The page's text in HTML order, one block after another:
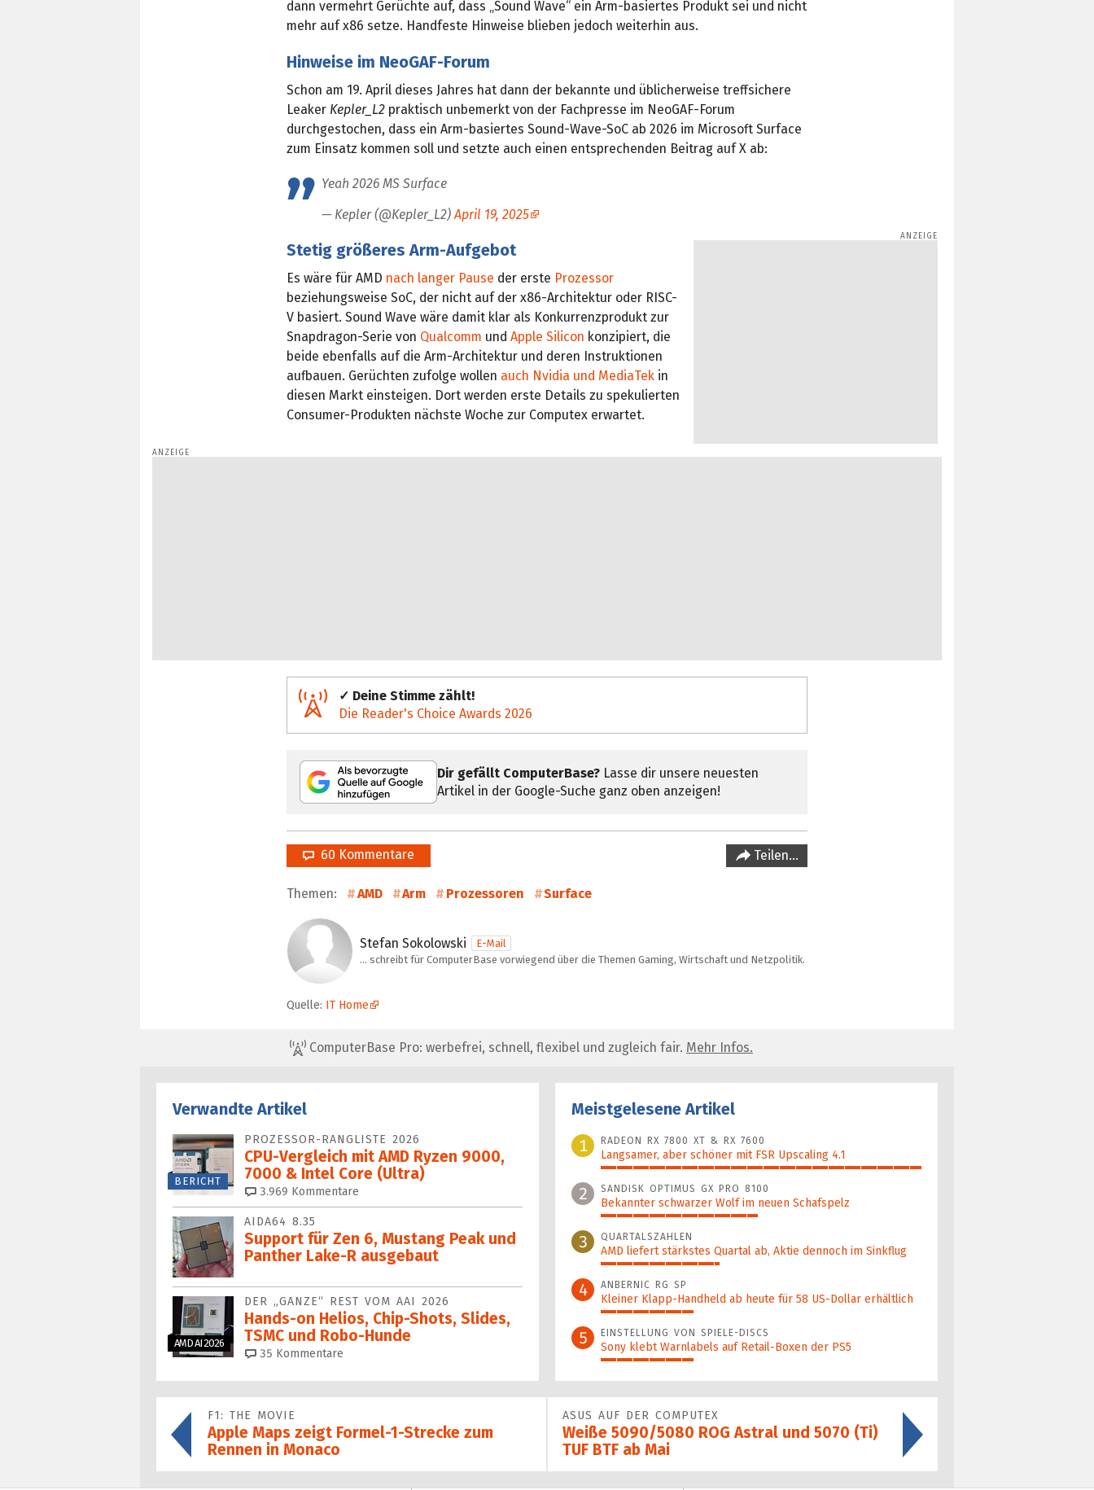
dann vermehrt Gerüchte auf, dass „Sound Wave“ ein Arm-basiertes Produkt sei und nicht
mehr auf x86 setze. Handfeste Hinweise blieben jedoch weiterhin aus.
Hinweise im NeoGAF-Forum
Schon am 19. April dieses Jahres hat dann der bekannte und üblicherweise treffsichere
Leaker Kepler_L2 praktisch unbemerkt von der Fachpresse im NeoGAF-Forum
durchgestochen, dass ein Arm-basiertes Sound-Wave-SoC ab 2026 im Microsoft Surface
zum Einsatz kommen soll und setzte auch einen entsprechenden Beitrag auf X ab:
Yeah 2026 MS Surface
— Kepler (@Kepler_L2)April 19, 2025
Stetig größeres Arm-Aufgebot
Es wäre für AMD nach langer Pause der erste Prozessor
beziehungsweise SoC, der nicht auf der x86-Architektur oder RISC-
V basiert. Sound Wave wäre damit klar als Konkurrenzprodukt zur
Snapdragon-Serie von Qualcomm und Apple Silicon konzipiert, die
beide ebenfalls auf die Arm-Architektur und deren Instruktionen
aufbauen. Gerüchten zufolge wollen auch Nvidia und MediaTek in
diesen Markt einsteigen. Dort werden erste Details zu spekulierten
Consumer-Produkten nächste Woche zur Computex erwartet.
✓ Deine Stimme zählt!
Die Reader's Choice Awards 2026
Dir gefällt ComputerBase? Lasse dir unsere neuesten
Artikel in der Google-Suche ganz oben anzeigen!
60 Kommentare Teilen…
Themen: AMD Arm Prozessoren Surface
Stefan Sokolowski
E-Mail
… schreibt für ComputerBase vorwiegend über die Themen Gaming, Wirtschaft und Netzpolitik.
Quelle: IT Home
ComputerBase Pro: werbefrei, schnell, flexibel und zugleich fair. Mehr Infos.
Verwandte Artikel
BERICHT
PROZESSOR-RANGLISTE 2026
CPU-Vergleich mit AMD Ryzen 9000,
7000 & Intel Core (Ultra)
3.969 Kommentare
AIDA64 8.35
Support für Zen 6, Mustang Peak und
Panther Lake-R ausgebaut
AMD AI 2026
DER „GANZE“ REST VOM AAI 2026
Hands-on Helios, Chip-Shots, Slides,
TSMC und Robo-Hunde
35 Kommentare
Meistgelesene Artikel
1
RADEON RX 7800 XT & RX 7600
Langsamer, aber schöner mit FSR Upscaling 4.1
100%
2 SANDISK OPTIMUS GX PRO 8100
Bekannter schwarzer Wolf im neuen Schafspelz
49%
3 QUARTALSZAHLEN
AMD liefert stärkstes Quartal ab, Aktie dennoch im Sinkflug
37%
4 ANBERNIC RG SP
Kleiner Klapp-Hand­held ab heute für 58 US-Dollar er­hält­lich
29%
5 EINSTELLUNG VON SPIELE-DISCS
Sony klebt Warnlabels auf Retail-Boxen der PS5
29%
F1: THE MOVIE
Apple Maps zeigt Formel-1-Strecke zum
Rennen in Monaco
ASUS AUF DER COMPUTEX
Weiße 5090/5080 ROG Astral und 5070 (Ti)
TUF BTF ab Mai